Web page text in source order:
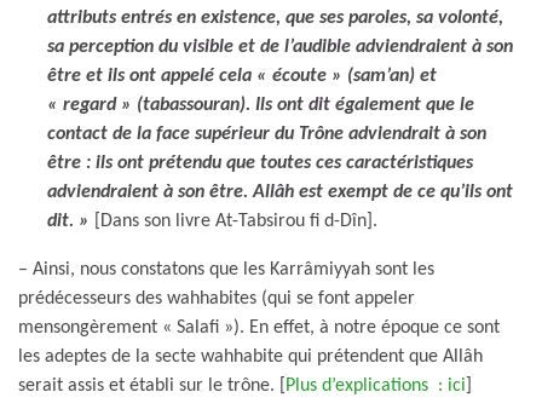
attributs entrés en existence, que ses paroles, sa volonté,
sa perception du visible et de l’audible adviendraient à son
être et ils ont appelé cela « écoute » (sam’an) et
« regard » (tabassouran). Ils ont dit également que le
contact de la face supérieur du Trône adviendrait à son
être : ils ont prétendu que toutes ces caractéristiques
adviendraient à son être. Allâh est exempt de ce qu’ils ont
dit. »
[Dans son livre At-Tabsirou fi d-Dîn].
– Ainsi, nous constatons que les Karrâmiyyah sont les
prédécesseurs des wahhabites (qui se font appeler
mensongèrement « Salafi »). En effet, à notre époque ce sont
les adeptes de la secte wahhabite qui prétendent que Allâh
serait assis et établi sur le trône. [
Plus d’explications : ici